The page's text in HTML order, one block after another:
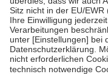
mit Ausnahme der
• Untersuchungen zur
GKV getragen werden
• empfohlenen
• Harn- und